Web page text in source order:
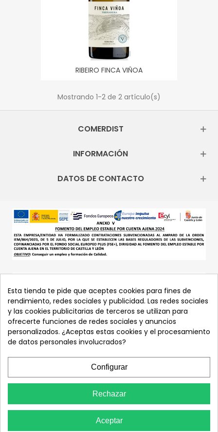
RIBEIRO FINCA VIÑOA
Mostrando 1-2 de 2 artículo(s)
COMERDIST
INFORMACIÓN
DATOS DE CONTACTO
© Peñafiel Comerdist S.L.
Esta tienda te pide que aceptes cookies para fines de
rendimiento, redes sociales y publicidad. Las redes sociales
y las cookies publicitarias de terceros se utilizan para
ofrecerte funciones de redes sociales y anuncios
personalizados. ¿Aceptas estas cookies y el procesamiento
de datos personales involucrados?
Configurar
Rechazar
Aceptar